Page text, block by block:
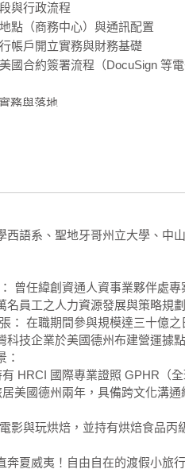
與行政流程
點（商務中心）與通訊配置
帳戶開立實務與財務基礎
國合約簽署流程（DocuSign 等電
務與落地
美國居住的大小事
）
通
美國駕照
須知 (鄰近校車)
公路類型
西語系、聖地牙哥州立大學、中
曾任緯創資通人資事業夥伴處
名員工之人力資源發展與策略規劃
： 在職期間參與規模達三十億
科技企業於美國德州布建營運據點
：
有 HRCI 國際專業證照 GPHR（
居美國德州兩年，具備跨文化溝
影與玩烘焙，並持有烘焙食品丙
奔夏威夷！自由自在的渡假小旅